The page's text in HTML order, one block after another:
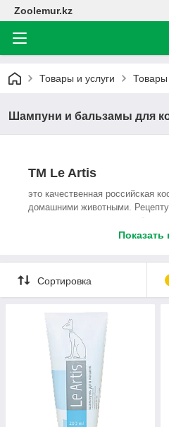
Zoolemur.kz
Товары и услуги
Шампуни и бальзамы для
ТМ Le Artis
это качественная российская
домашними животными.
Продукция проходит
лучшее соотношения качества
Показать
Сортировка